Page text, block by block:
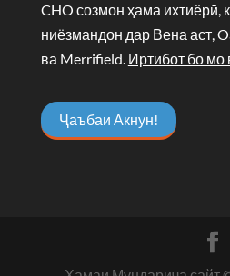
CHO созмон ҳама ихтиёрӣ,
ниёзмандон дар Вена аст,
ва Merrifield. Иртибот бо мо
Ҷаъбаи Акнун!